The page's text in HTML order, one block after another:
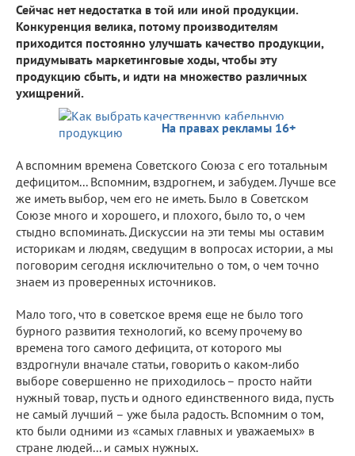
Сейчас нет недостатка в той или иной продукции.
Конкуренция велика, потому производителям
приходится постоянно улучшать качество продукции,
придумывать маркетинговые ходы, чтобы эту
продукцию сбыть, и идти на множество различных
ухищрений.
На правах рекламы 16+
А вспомним времена Советского Союза с его тотальным
дефицитом... Вспомним, вздрогнем, и забудем. Лучше все
же иметь выбор, чем его не иметь. Было в Советском
Союзе много и хорошего, и плохого, было то, о чем
стыдно вспоминать. Дискуссии на эти темы мы оставим
историкам и людям, сведущим в вопросах истории, а мы
поговорим сегодня исключительно о том, о чем точно
знаем из проверенных источников.
Мало того, что в советское время еще не было того
бурного развития технологий, ко всему прочему во
времена того самого дефицита, от которого мы
вздрогнули вначале статьи, говорить о каком-либо
выборе совершенно не приходилось – просто найти
нужный товар, пусть и одного единственного вида, пусть
не самый лучший – уже была радость. Вспомним о том,
кто были одними из «самых главных и уважаемых» в
стране людей... и самых нужных.